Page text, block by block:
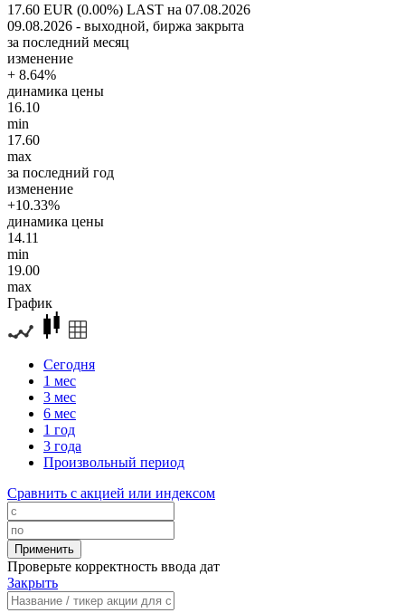
17.60 EUR (0.00%) LAST на 07.08.2026
09.08.2026 - выходной, биржа закрыта
за последний месяц
изменение
+ 8.64%
динамика цены
16.10
min
17.60
max
за последний год
изменение
+10.33%
динамика цены
14.11
min
19.00
max
График
Сегодня
1 мес
3 мес
6 мес
1 год
3 года
Произвольный период
Сравнить с акцией или индексом
Проверьте корректность ввода дат
Закрыть